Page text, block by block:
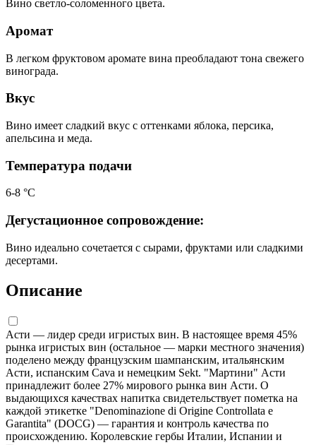
Вино светло-соломенного цвета.
Аромат
В легком фруктовом аромате вина преобладают тона свежего
винограда.
Вкус
Вино имеет сладкий вкус с оттенками яблока, персика,
апельсина и меда.
Температура подачи
6-8 °C
Дегустационное сопровождение:
Вино идеально сочетается с сырами, фруктами или сладкими
десертами.
Описание
Асти — лидер среди игристых вин. В настоящее время 45%
рынка игристых вин (остальное — марки местного значения)
поделено между французским шампанским, итальянским
Асти, испанским Cava и немецким Sekt. "Мартини" Асти
принадлежит более 27% мирового рынка вин Асти. О
выдающихся качествах напитка свидетельствует пометка на
каждой этикетке "Denominazione di Origine Controllata e
Garantita" (DOCG) — гарантия и контроль качества по
происхождению. Королевские гербы Италии, Испании и